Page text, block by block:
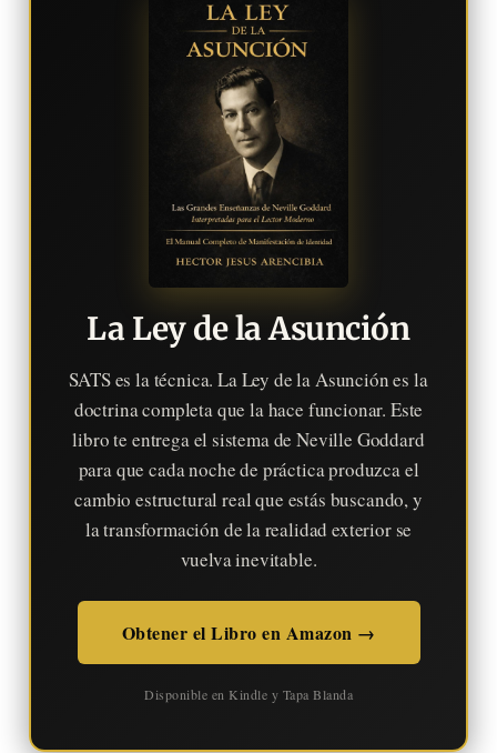
La Ley de la Asunción
SATS es la técnica. La Ley de la Asunción es la
doctrina completa que la hace funcionar. Este
libro te entrega el sistema de Neville Goddard
para que cada noche de práctica produzca el
cambio estructural real que estás buscando, y
la transformación de la realidad exterior se
vuelva inevitable.
Obtener el Libro en Amazon →
Disponible en Kindle y Tapa Blanda